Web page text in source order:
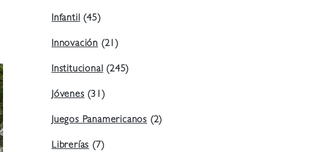
Infantil(45)
Innovación (21)
Institucional(245)
Jóvenes(31)
Juegos Panamericanos (2)
Librerías(7)